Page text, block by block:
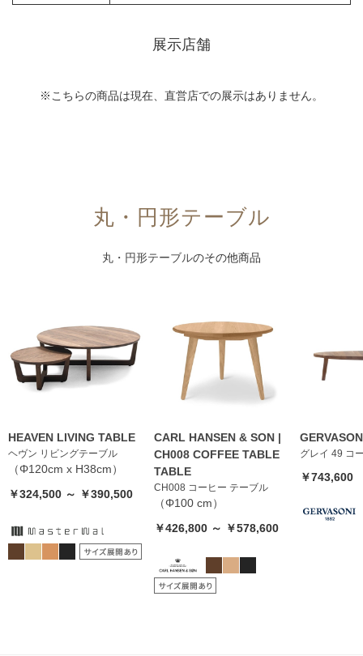
展示店舗
※こちらの商品は現在、直営店での展示はありません。
丸・円形テーブル
丸・円形テーブルのその他商品
HEAVEN LIVING TABLE
ヘヴン リビングテーブル
（Φ120cm x H38cm）
￥324,500 ～ ￥390,500
CARL HANSEN & SON |
CH008 COFFEE TABLE
TABLE
CH008 コーヒー テーブル
（Φ100 cm）
￥426,800 ～ ￥578,600
グレイ 49 コ
￥743,600